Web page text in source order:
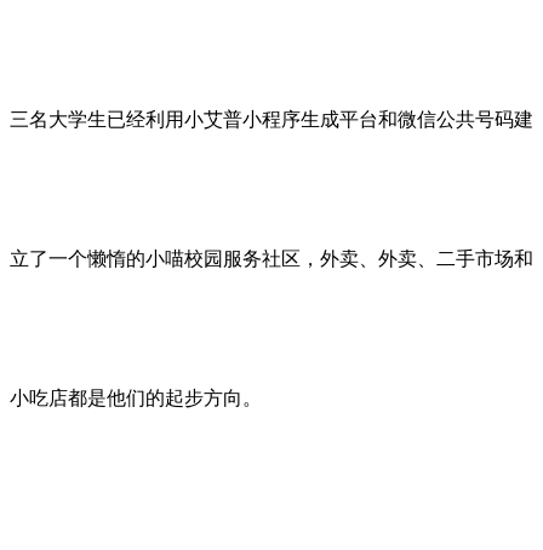
三名大学生已经利用小艾普小程序生成平台和微信公共号码建
立了一个懒惰的小喵校园服务社区，外卖、外卖、二手市场和
小吃店都是他们的起步方向。